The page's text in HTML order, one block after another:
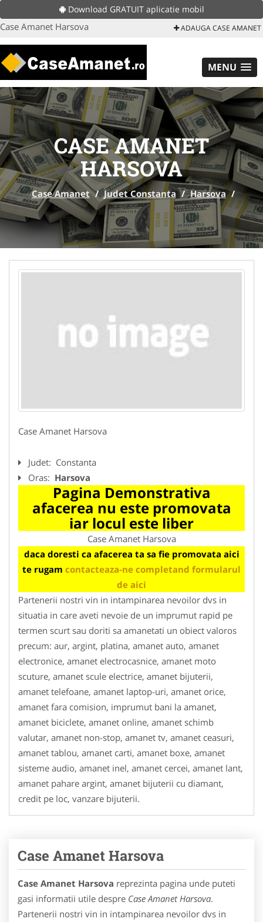
Download GRATUIT aplicatie mobil
Case Amanet Harsova ADAUGA CASE AMANET
MENU
CASE AMANET
HARSOVA
Case Amanet / Judet Constanta / Harsova /
Case Amanet Harsova
Judet: Constanta
Oras: Harsova
Pagina Demonstrativa
afacerea nu este promovata
iar locul este liber
Case Amanet Harsova
daca doresti ca afacerea ta sa fie promovata aici
te rugam contacteaza-ne completand formularul
de aici
Partenerii nostri vin in intampinarea nevoilor dvs in
situatia in care aveti nevoie de un imprumut rapid pe
termen scurt sau doriti sa amanetati un obiect valoros
precum: aur, argint, platina, amanet auto, amanet
electronice, amanet electrocasnice, amanet moto
scuture, amanet scule electrice, amanet bijuterii,
amanet telefoane, amanet laptop-uri, amanet orice,
amanet fara comision, imprumut bani la amanet,
amanet biciclete, amanet online, amanet schimb
valutar, amanet non-stop, amanet tv, amanet ceasuri,
amanet tablou, amanet carti, amanet boxe, amanet
sisteme audio, amanet inel, amanet cercei, amanet lant,
amanet pahare argint, amanet bijuterii cu diamant,
credit pe loc, vanzare bijuterii.
Case Amanet Harsova
Case Amanet Harsova reprezinta pagina unde puteti
gasi informatii utile despre Case Amanet Harsova.
Partenerii nostri vin in intampinarea nevoilor dvs in